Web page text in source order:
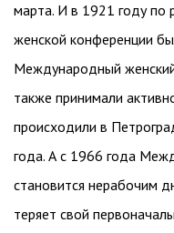
марта. И в 1921 году по
женской конференции
Международный
также принимали
происходили в
года. А с 1966 года
становится нерабочим
теряет свой